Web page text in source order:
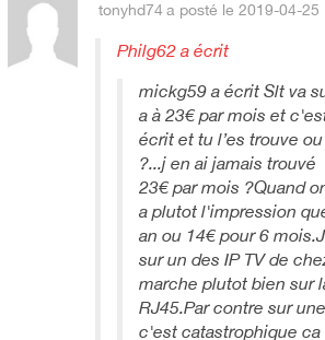
tonyhd74 a posté le 2019-04-25
Philg62 a écrit
mickg59 a écrit Slt va
a à 23€ par mois et
écrit et tu l’es trouve
?...j en ai jamais
23€ par mois ?Quand
a plutot l'impression
an ou 14€ pour 6
sur un des IP TV de
marche plutot bien sur
RJ45.Par contre sur
c'est catastrophique ca